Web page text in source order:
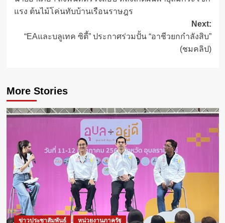
navigation
แรง ต้นไม้โค่นทับบ้านเรือนราษฎร
Next:
“EAและบลูเทค ซิตี้” ประกาศร่วมปั้น “อาชีวยกกำลังสิบ”
(ชมคลิป)
More Stories
ข่าวประชาสัมพันธ์ หน่วยงานภาครัฐ